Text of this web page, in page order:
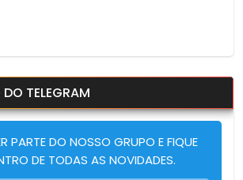
TELEGRAM
PARTE DO NOSSO GRUPO E FIQUE
DE TODAS AS NOVIDADES.